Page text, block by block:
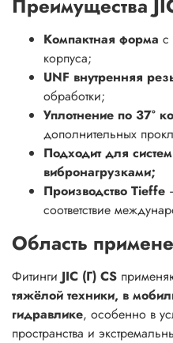
Преимущества
Компактная форма с
корпуса;
UNF внутренняя
обработки;
Уплотнение по 37°
дополнительных
Подходит для
вибронагрузками;
Производство Tieffe
соответствие
Область
Фитинги JIC (Г) CS
тяжёлой техники, в
гидравлике, особенно в
пространства и